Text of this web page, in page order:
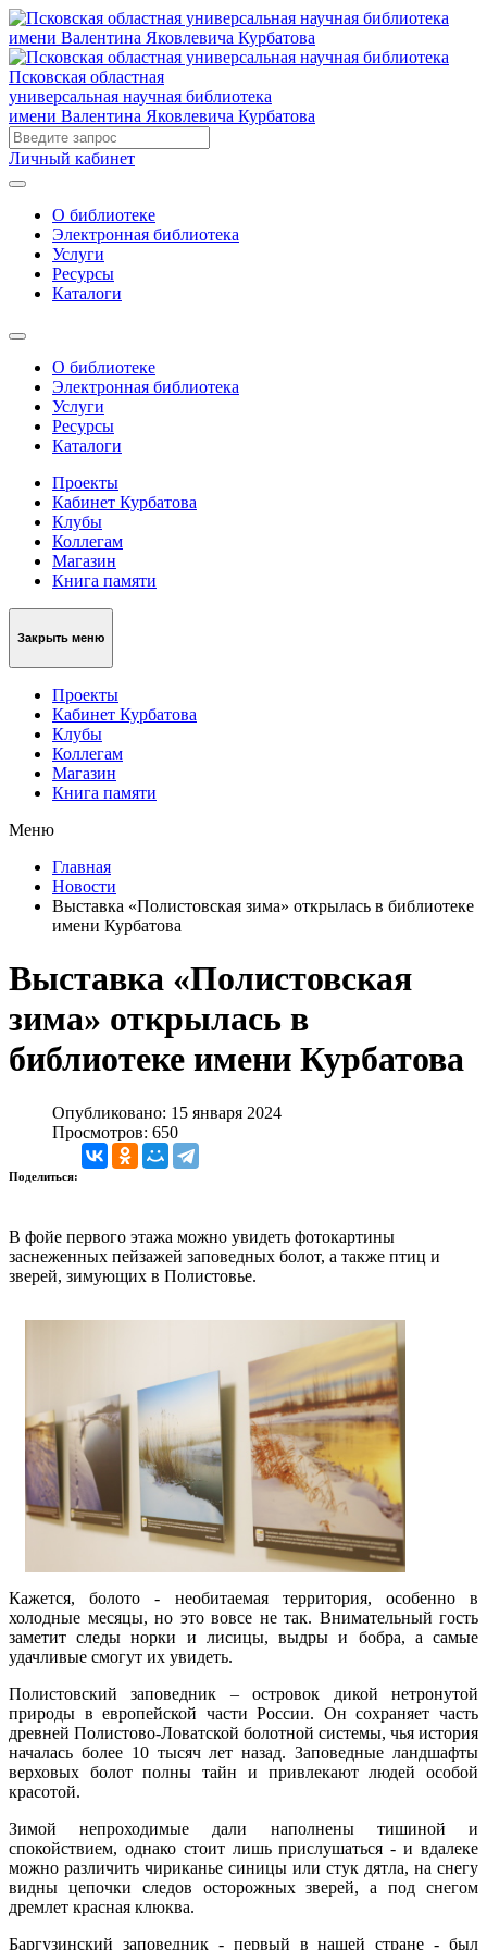
Псковская областная
универсальная научная библиотека
имени Валентина Яковлевича Курбатова
Личный кабинет
О библиотеке
Электронная библиотека
Услуги
Ресурсы
Каталоги
О библиотеке
Электронная библиотека
Услуги
Ресурсы
Каталоги
Проекты
Кабинет Курбатова
Клубы
Коллегам
Магазин
Книга памяти
Закрыть меню
Проекты
Кабинет Курбатова
Клубы
Коллегам
Магазин
Книга памяти
Меню
Главная
Новости
Выставка «Полистовская зима» открылась в библиотеке
имени Курбатова
Выставка «Полистовская
зима» открылась в
библиотеке имени Курбатова
Опубликовано: 15 января 2024
Просмотров: 650
Поделиться:
В фойе первого этажа можно увидеть фотокартины
заснеженных пейзажей заповедных болот, а также птиц и
зверей, зимующих в Полистовье.
Кажется, болото - необитаемая территория, особенно в
холодные месяцы, но это вовсе не так. Внимательный гость
заметит следы норки и лисицы, выдры и бобра, а самые
удачливые смогут их увидеть.
Полистовский заповедник – островок дикой нетронутой
природы в европейской части России. Он сохраняет часть
древней Полистово-Ловатской болотной системы, чья история
началась более 10 тысяч лет назад. Заповедные ландшафты
верховых болот полны тайн и привлекают людей особой
красотой.
Зимой непроходимые дали наполнены тишиной и
спокойствием, однако стоит лишь прислушаться - и вдалеке
можно различить чириканье синицы или стук дятла, на снегу
видны цепочки следов осторожных зверей, а под снегом
дремлет красная клюква.
Баргузинский заповедник - первый в нашей стране - был